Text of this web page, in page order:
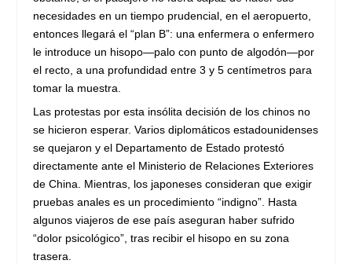
necesidades en un tiempo prudencial, en el aeropuerto,
entonces llegará el “plan B”: una enfermera o enfermero
le introduce un hisopo—palo con punto de algodón—por
el recto, a una profundidad entre 3 y 5 centímetros para
tomar la muestra.
Las protestas por esta insólita decisión de los chinos no
se hicieron esperar. Varios diplomáticos estadounidenses
se quejaron y el Departamento de Estado protestó
directamente ante el Ministerio de Relaciones Exteriores
de China. Mientras, los japoneses consideran que exigir
pruebas anales es un procedimiento “indigno”. Hasta
algunos viajeros de ese país aseguran haber sufrido
“dolor psicológico”, tras recibir el hisopo en su zona
trasera.